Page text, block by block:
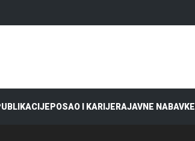
POSAO I KARIJERAJAVNE NABAVKE